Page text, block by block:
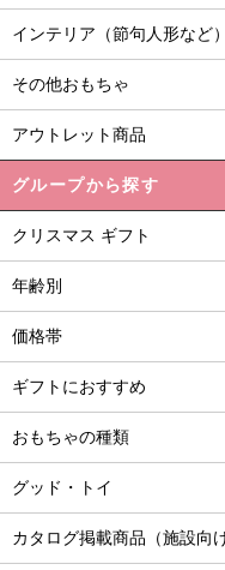
インテリア（節句人形など）
その他おもちゃ
アウトレット商品
グループから探す
クリスマス ギフト
年齢別
価格帯
ギフトにおすすめ
おもちゃの種類
グッド・トイ
カタログ掲載商品（施設向け